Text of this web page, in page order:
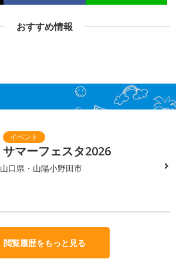
おすすめ情報
サマーフェスタ2026
山口県・山陽小野田市
閲覧履歴をもっと見る